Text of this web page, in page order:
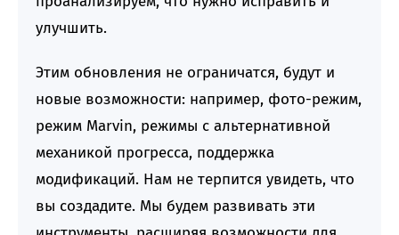
улучшить.
Этим обновления не ограничатся, будут и
новые возможности: например, фото-режим,
режим Marvin, режимы с альтернативной
механикой прогресса, поддержка
модификаций. Нам не терпится увидеть, что
вы создадите. Мы будем развивать эти